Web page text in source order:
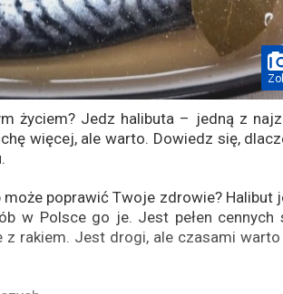
życiem? Jedz halibuta – jedną z
więcej, ale warto. Dowiedz się,
poprawić Twoje zdrowie? Halibut
w Polsce go je. Jest pełen cennych
rakiem. Jest drogi, ale czasami